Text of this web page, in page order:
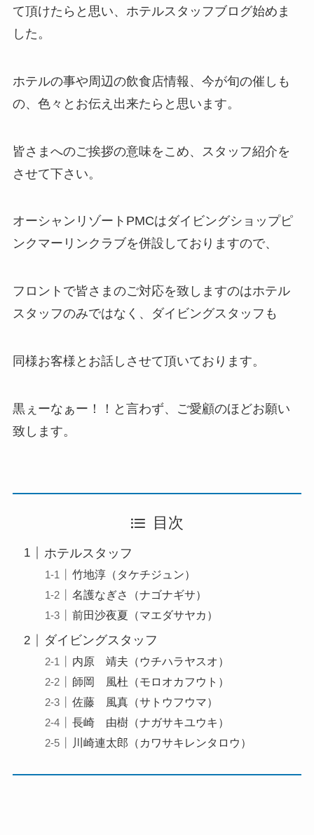
て頂けたらと思い、ホテルスタッフブログ始めま
した。
ホテルの事や周辺の飲食店情報、今が旬の催しも
の、色々とお伝え出来たらと思います。
皆さまへのご挨拶の意味をこめ、スタッフ紹介を
させて下さい。
オーシャンリゾートPMCはダイビングショップピ
ンクマーリンクラブを併設しておりますので、
フロントで皆さまのご対応を致しますのはホテル
スタッフのみではなく、ダイビングスタッフも
同様お客様とお話しさせて頂いております。
黒ぇーなぁー！！と言わず、ご愛顧のほどお願い
致します。
目次
ホテルスタッフ
竹地淳（タケチジュン）
名護なぎさ（ナゴナギサ）
前田沙夜夏（マエダサヤカ）
ダイビングスタッフ
内原 靖夫（ウチハラヤスオ）
師岡 風杜（モロオカフウト）
佐藤 風真（サトウフウマ）
長崎 由樹（ナガサキユウキ）
川崎連太郎（カワサキレンタロウ）